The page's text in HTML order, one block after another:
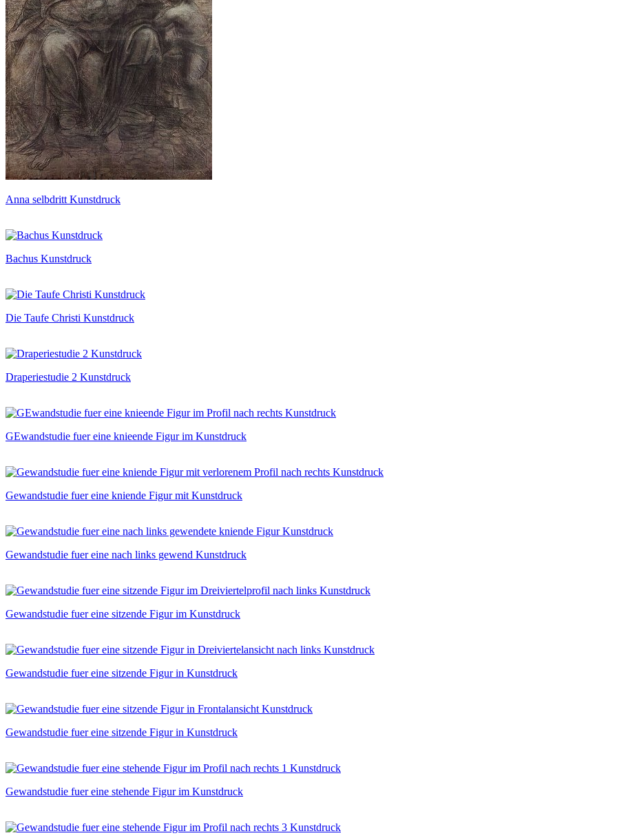
Anna selbdritt Kunstdruck
Bachus Kunstdruck
Die Taufe Christi Kunstdruck
Draperiestudie 2 Kunstdruck
GEwandstudie fuer eine knieende Figur im Kunstdruck
Gewandstudie fuer eine kniende Figur mit Kunstdruck
Gewandstudie fuer eine nach links gewend Kunstdruck
Gewandstudie fuer eine sitzende Figur im Kunstdruck
Gewandstudie fuer eine sitzende Figur in Kunstdruck
Gewandstudie fuer eine sitzende Figur in Kunstdruck
Gewandstudie fuer eine stehende Figur im Kunstdruck